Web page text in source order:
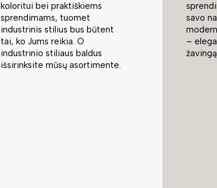
koloritui bei praktiškiems
sprendimams, tuomet
industrinis stilius bus būtent
tai, ko Jums reikia. O
industrinio stiliaus baldus
išsirinksite mūsų asortimente.
savo
–